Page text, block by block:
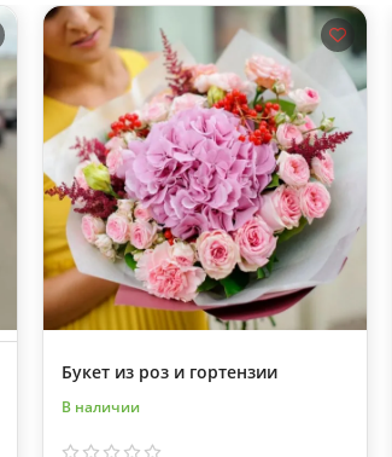
Букет из роз и гортензии
В наличии